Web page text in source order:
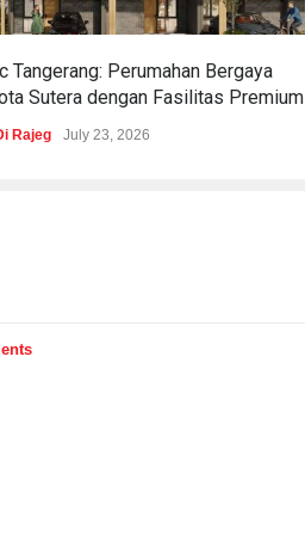
Tangerang: Perumahan Bergaya
Sutera dengan Fasilitas Premium
Rajeg July 23, 2026